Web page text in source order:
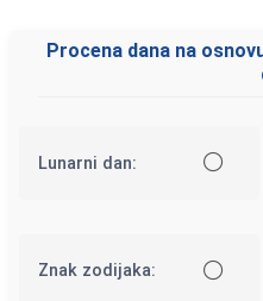
Procena dana na
Lunarni dan: ⚪
Znak zodijaka: ⚪